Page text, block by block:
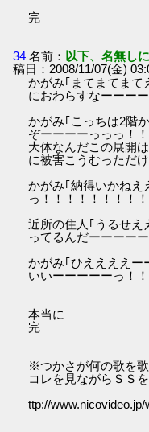
完
34 名前： 以下、名無し
稿日：2008/11/07(金)
かがみ｢まてまてまて
におわらすなーーー
かがみ｢こっちは2階
ぞーーーーっっっ！！
大体なんだこの展開
に被害こうむっただ
かがみ｢納得いかねえ
っ！！！！！！！！
近所の住人｢うるせえ
ってるんだーーーー
かがみ｢ひええええー
いいーーーーーっ！
本当に
完
※つかさが何の歌を
コレを見ながらＳＳ
ttp://